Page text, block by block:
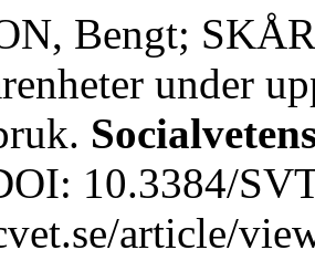
Bengt;
under
10.3384/
article/